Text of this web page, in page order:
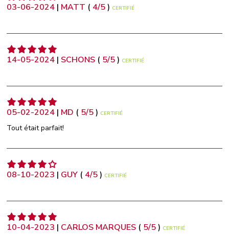
03-06-2024 | MATT ( 4/5) CERTIFIÉ
14-05-2024 | SCHONS ( 5/5) CERTIFIÉ
05-02-2024 | MD ( 5/5) CERTIFIÉ
Tout était parfait!
08-10-2023 | GUY ( 4/5) CERTIFIÉ
10-04-2023 | CARLOS MARQUES ( 5/5) CERTIFIÉ